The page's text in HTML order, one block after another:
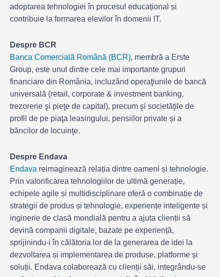
adoptarea tehnologiei în procesul educațional și
contribuie la formarea elevilor în domenii IT.
Despre BCR
Banca Comercială Română (BCR), membră a Erste
Group, este unul dintre cele mai importante grupuri
financiare din România, incluzând operaţiunile de bancă
universală (retail, corporate & investment banking,
trezorerie şi pieţe de capital), precum şi societăţile de
profil de pe piaţa leasingului, pensiilor private și a
băncilor de locuinţe.
Despre Endava
Endava reimaginează relația dintre oameni și tehnologie.
Prin valorificarea tehnologiilor de ultimă generație,
echipele agile și multidisciplinare oferă o combinație de
strategii de produs și tehnologie, experiențe inteligente și
inginerie de clasă mondială pentru a ajuta clienții să
devină companii digitale, bazate pe experiență,
sprijinindu-i în călătoria lor de la generarea de idei la
dezvoltarea și implementarea de produse, platforme și
soluții. Endava colaborează cu clienții săi, integrându-se